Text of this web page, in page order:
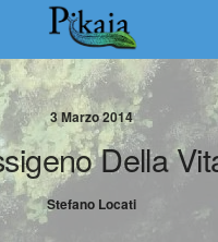
3 Marzo 2014
Della
Stefano Locati